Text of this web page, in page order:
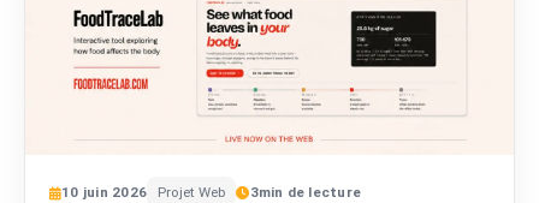
10 juin 2026 Projet Web 3min de lecture